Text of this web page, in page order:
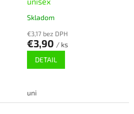
Skladom
€3,17 bez DPH
€3,90 / ks
DETAIL
uni